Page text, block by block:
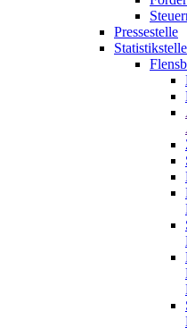
Pressestelle
Statistikstelle